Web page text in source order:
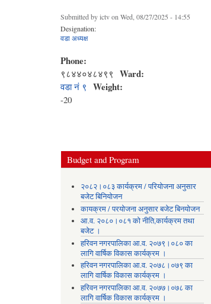
Submitted byictvon Wed, 08/27/2025 - 14:55
Designation:
वडा अध्यक्ष
Phone:
९८४४०४८४९९ Ward:
वडा नं ९ Weight:
-20
Budget and Program
२०८२।०८३ कार्यक्रम / परियोजना अनुसार
बजेट बिनियोजन
कायक्रम / परयोजना अनुसार बजेट बिनयोजन
आ.व. २०८०।०८१ को नीति,कार्यक्रम तथा
बजेट ।
हरिवन नगरपालिका आ‍.व. २०७९।०८० का
लागि वार्षिक विकास कार्यक्रम ।
हरिवन नगरपालिका आ‍.व. २०७८।०७९ का
लागि वार्षिक विकास कार्यक्रम ।
हरिवन नगरपालिका आ‍.व. २०७७।०७८ का
लागि वार्षिक विकास कार्यक्रम ।